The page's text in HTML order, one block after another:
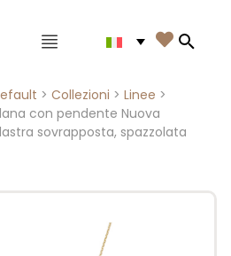
Menù principale 
> Collezioni > Linee >
con pendente Nuova
sovrapposta, spazzolata